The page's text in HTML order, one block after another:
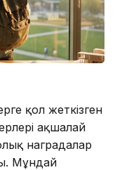
қол жеткізген
ақшалай
наградалар
Мұндай